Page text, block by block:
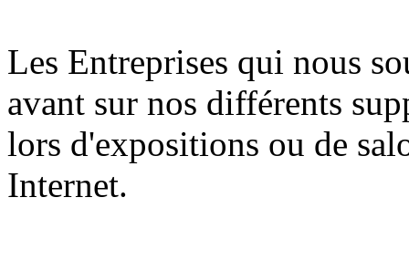
Les Entreprises qui nous
avant sur nos différents
lors d'expositions ou de
Internet.